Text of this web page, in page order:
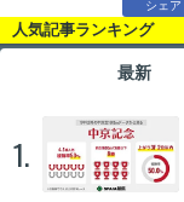
シェア
人気記事ランキング
最新
1.